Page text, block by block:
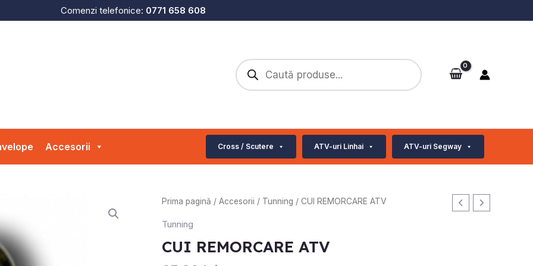
Comenzi telefonice: 0771 658 608
Products
search
Accesorii Cross / Scutere ATV-uri Linhai ATV-uri Segway
Prima pagină / Accesorii / Tunning / CUI REMORCARE ATV
Tunning
CUI REMORCARE ATV
Cantitate
REMORCARE
ATV